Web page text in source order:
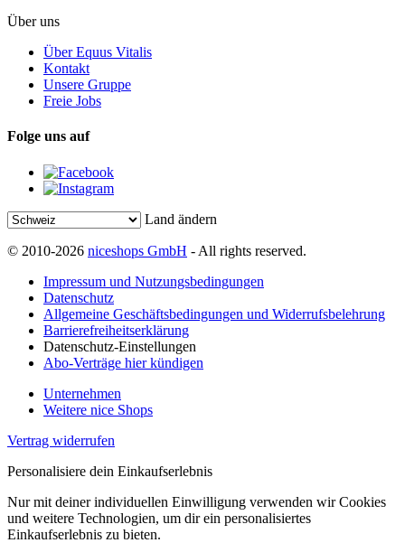
Über uns
Über Equus Vitalis
Kontakt
Unsere Gruppe
Freie Jobs
Folge uns auf
Land ändern
© 2010-2026 niceshops GmbH - All rights reserved.
Impressum und Nutzungsbedingungen
Datenschutz
Allgemeine Geschäftsbedingungen und Widerrufsbelehrung
Barrierefreiheitserklärung
Datenschutz-Einstellungen
Abo-Verträge hier kündigen
Unternehmen
Weitere nice Shops
Vertrag widerrufen
Personalisiere dein Einkaufserlebnis
Nur mit deiner individuellen Einwilligung verwenden wir Cookies
und weitere Technologien, um dir ein personalisiertes
Einkaufserlebnis zu bieten.